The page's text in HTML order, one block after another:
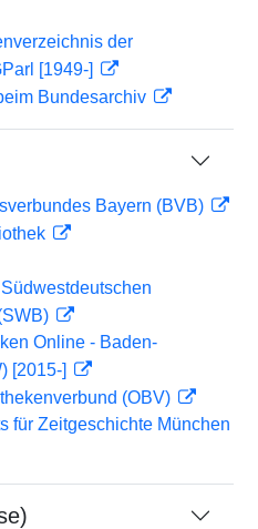
der
[1949-]
Bundesarchiv
Bayern (BVB)
Online - Baden-
[2015-]
(OBV)
für Zeitgeschichte München